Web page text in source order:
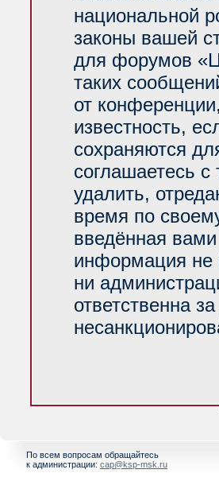
национальной
законы вашей
для форумов
таких
от
известность,
сохраняются
соглашаетесь
удалить,
время по
введённая
информация не
ни
ответственна
По всем вопросам обращайтесь
к администрации: cap@ksp-msk.ru